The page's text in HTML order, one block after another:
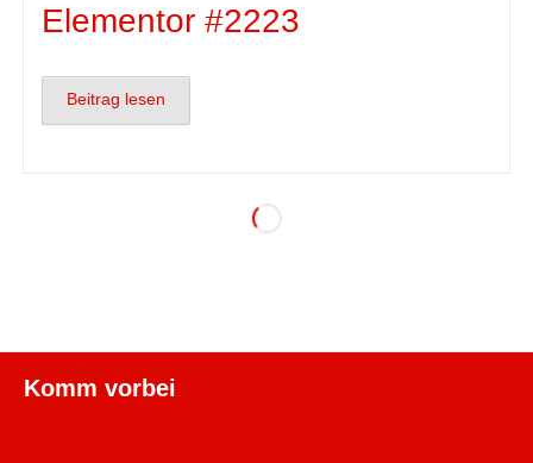
Elementor #2223
Beitrag lesen
Komm vorbei